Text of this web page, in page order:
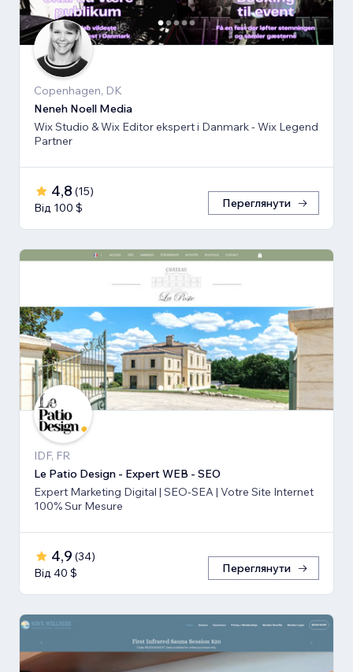
Copenhagen, DK
Neneh Noell Media
Wix Studio & Wix Editor ekspert i Danmark - Wix Legend
Partner
4,8 (15)
Від 100 $
Переглянути
IDF, FR
Le Patio Design - Expert WEB - SEO
Expert Marketing Digital | SEO-SEA | Votre Site Internet
100% Sur Mesure
4,9 (34)
Від 40 $
Переглянути